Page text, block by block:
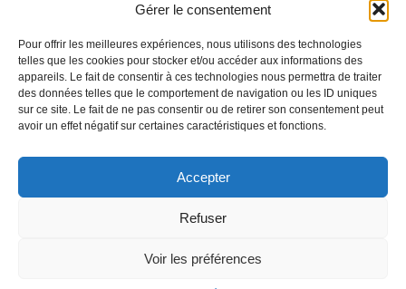
Gérer le consentement
Pour offrir les meilleures expériences, nous utilisons des technologies
telles que les cookies pour stocker et/ou accéder aux informations des
appareils. Le fait de consentir à ces technologies nous permettra de traiter
des données telles que le comportement de navigation ou les ID uniques
sur ce site. Le fait de ne pas consentir ou de retirer son consentement peut
avoir un effet négatif sur certaines caractéristiques et fonctions.
Accepter
Refuser
Voir les préférences
Aucun commentaire à afficher.
Principale
Linkedin Instagram
MENTIONS LÉGALES